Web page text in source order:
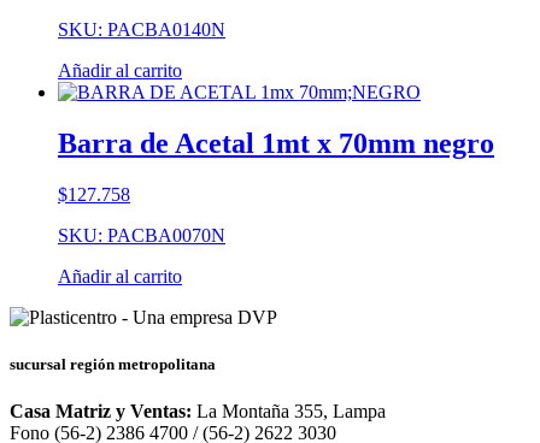
SKU: PACBA0140N
Añadir al carrito
Barra de Acetal 1mt x 70mm negro
$127.758
SKU: PACBA0070N
Añadir al carrito
sucursal región metropolitana
Casa Matriz y Ventas: La Montaña 355, Lampa
Fono (56-2) 2386 4700 / (56-2) 2622 3030